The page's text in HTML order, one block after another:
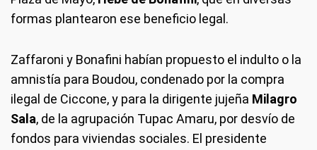
formas plantearon ese beneficio legal.
Zaffaroni y Bonafini habían propuesto el indulto o la
amnistía para Boudou, condenado por la compra
ilegal de Ciccone, y para la dirigente jujeña Milagro
Sala, de la agrupación Tupac Amaru, por desvío de
fondos para viviendas sociales. El presidente